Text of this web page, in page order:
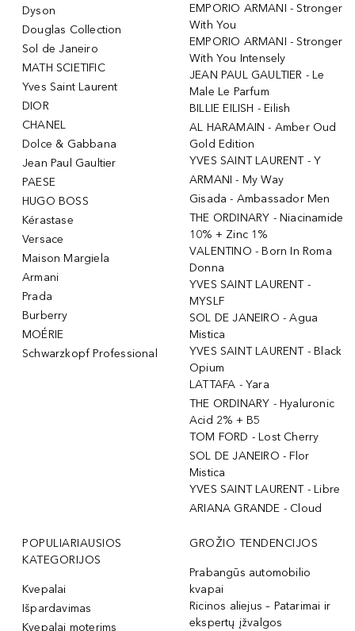
Dyson
Douglas Collection
Sol de Janeiro
MATH SCIETIFIC
Yves Saint Laurent
DIOR
CHANEL
Dolce & Gabbana
Jean Paul Gaultier
PAESE
HUGO BOSS
Kérastase
Versace
Maison Margiela
Armani
Prada
Burberry
MOÉRIE
Schwarzkopf Professional
EMPORIO ARMANI - Stronger
With You
EMPORIO ARMANI - Stronger
With You Intensely
JEAN PAUL GAULTIER - Le
Male Le Parfum
BILLIE EILISH - Eilish
AL HARAMAIN - Amber Oud
Gold Edition
YVES SAINT LAURENT - Y
ARMANI - My Way
Gisada - Ambassador Men
THE ORDINARY - Niacinamide
10% + Zinc 1%
VALENTINO - Born In Roma
Donna
YVES SAINT LAURENT -
MYSLF
SOL DE JANEIRO - Agua
Mistica
YVES SAINT LAURENT - Black
Opium
LATTAFA - Yara
THE ORDINARY - Hyaluronic
Acid 2% + B5
TOM FORD - Lost Cherry
SOL DE JANEIRO - Flor
Mistica
YVES SAINT LAURENT - Libre
ARIANA GRANDE - Cloud
POPULIARIAUSIOS
KATEGORIJOS
Kvepalai
Išpardavimas
Kvepalai moterims
GROŽIO TENDENCIJOS
Prabangūs automobilio
kvapai
Ricinos aliejus – Patarimai ir
ekspertų įžvalgos